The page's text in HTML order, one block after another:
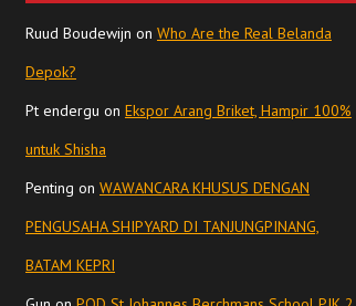
Ruud Boudewijn on Who Are the Real Belanda
Depok?
Pt endergu on Ekspor Arang Briket, Hampir 100%
untuk Shisha
Penting on WAWANCARA KHUSUS DENGAN
PENGUSAHA SHIPYARD DI TANJUNGPINANG,
BATAM KEPRI